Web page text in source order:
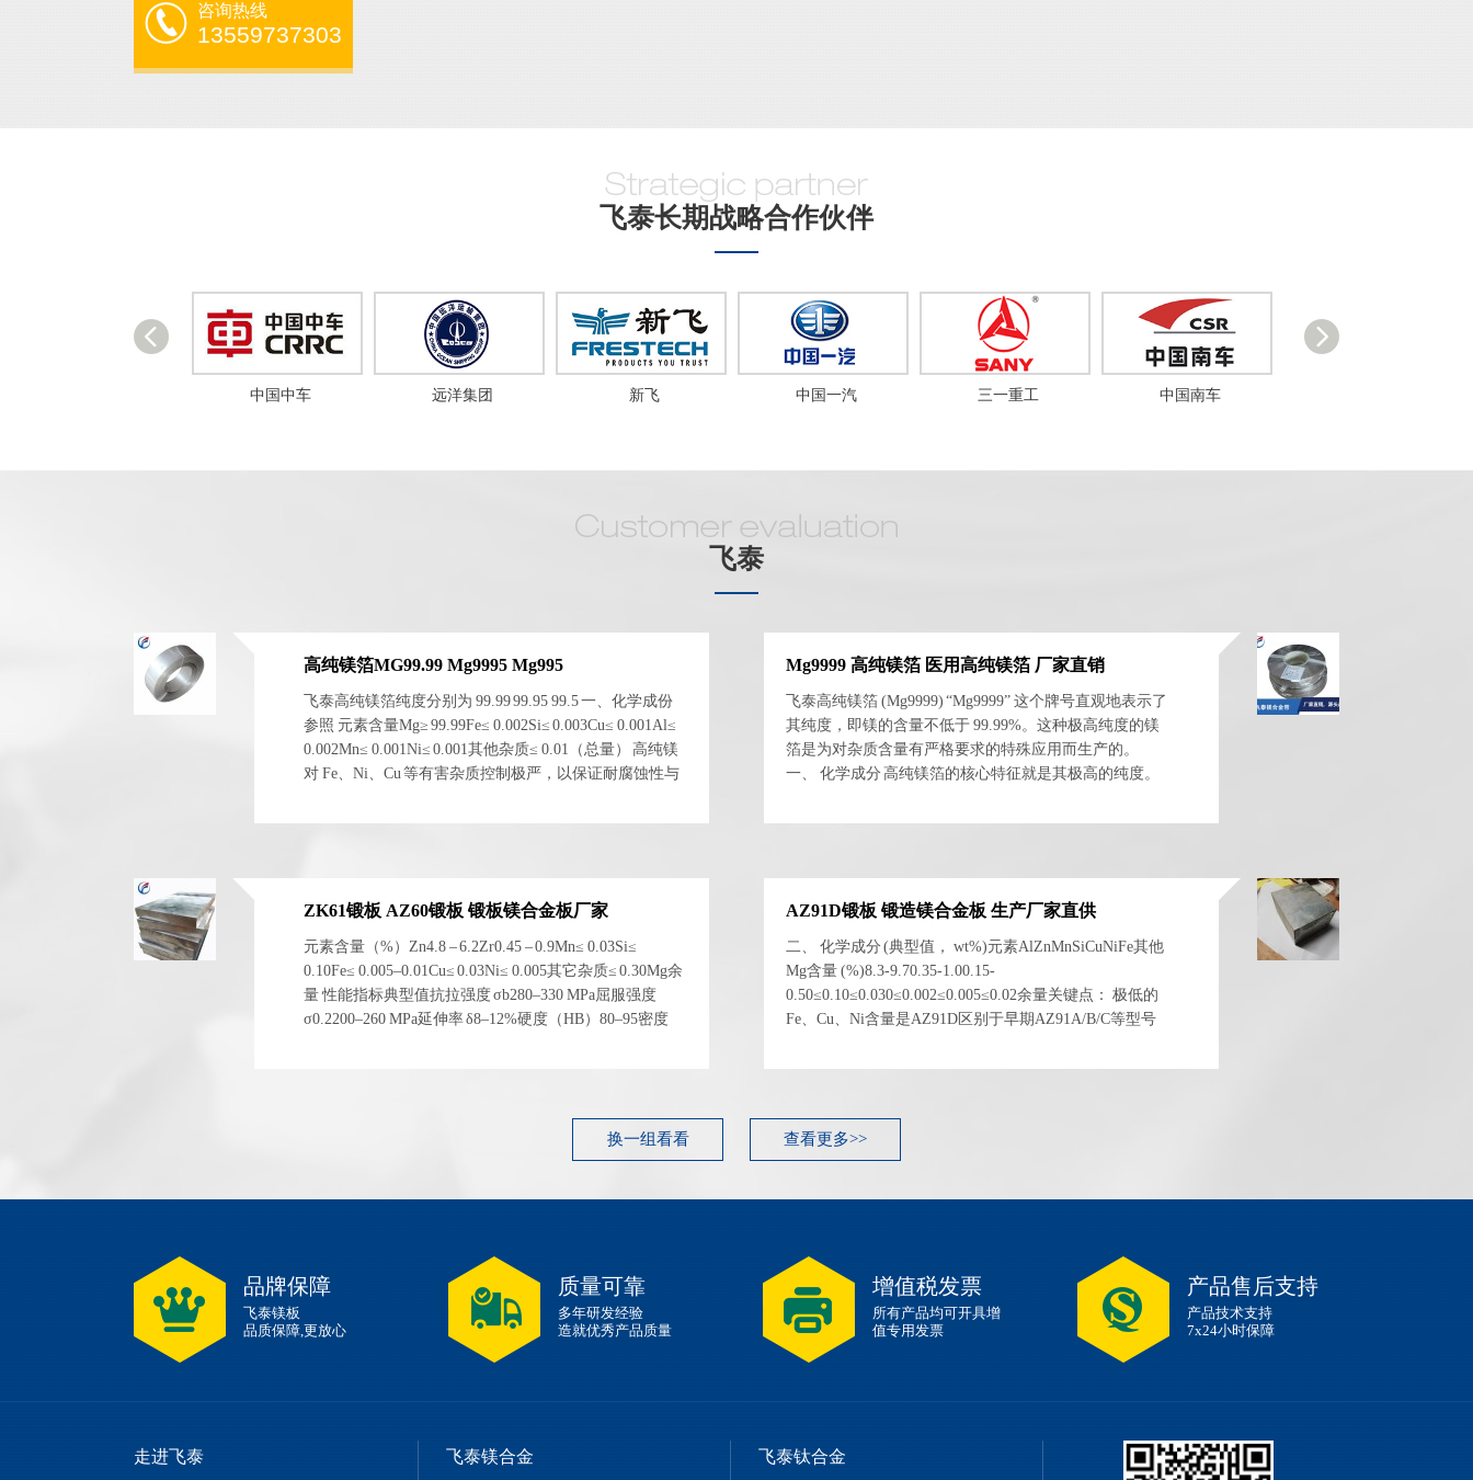
咨询热线
13559737303
飞泰长期战略合作伙伴
中国中车 远洋集团 新飞 中国一汽 三一重工 中国南车
飞泰
高纯镁箔MG99.99 Mg9995 Mg995
飞泰高纯镁箔纯度分别为 99.99 99.95 99.5 一、化学成份
参照 元素含量Mg≥ 99.99Fe≤ 0.002Si≤ 0.003Cu≤ 0.001Al≤
0.002Mn≤ 0.001Ni≤ 0.001其他杂质≤ 0.01（总量） 高纯镁
对 Fe、Ni、Cu 等有害杂质控制极严，以保证耐腐蚀性与
Mg9999 高纯镁箔 医用高纯镁箔 厂家直销
飞泰高纯镁箔 (Mg9999) “Mg9999” 这个牌号直观地表示了
其纯度，即镁的含量不低于 99.99%。这种极高纯度的镁
箔是为对杂质含量有严格要求的特殊应用而生产的。
一、 化学成分 高纯镁箔的核心特征就是其极高的纯度。
ZK61锻板 AZ60锻板 锻板镁合金板厂家
元素含量（%）Zn4.8 – 6.2Zr0.45 – 0.9Mn≤ 0.03Si≤
0.10Fe≤ 0.005–0.01Cu≤ 0.03Ni≤ 0.005其它杂质≤ 0.30Mg余
量 性能指标典型值抗拉强度 σb280–330 MPa屈服强度
σ0.2200–260 MPa延伸率 δ8–12%硬度（HB）80–95密度
AZ91D锻板 锻造镁合金板 生产厂家直供
二、 化学成分 (典型值， wt%)元素AlZnMnSiCuNiFe其他
Mg含量 (%)8.3-9.70.35-1.00.15-
0.50≤0.10≤0.030≤0.002≤0.005≤0.02余量关键点： 极低的
Fe、Cu、Ni含量是AZ91D区别于早期AZ91A/B/C等型号
学性能 (锻造态，典型...
换一组看看 查看更多>>
品牌保障
飞泰镁板
品质保障,更放心
质量可靠
多年研发经验
造就优秀产品质量
增值税发票
所有产品均可开具增
值专用发票
产品售后支持
产品技术支持
7x24小时保障
走进飞泰 飞泰镁合金 飞泰钛合金